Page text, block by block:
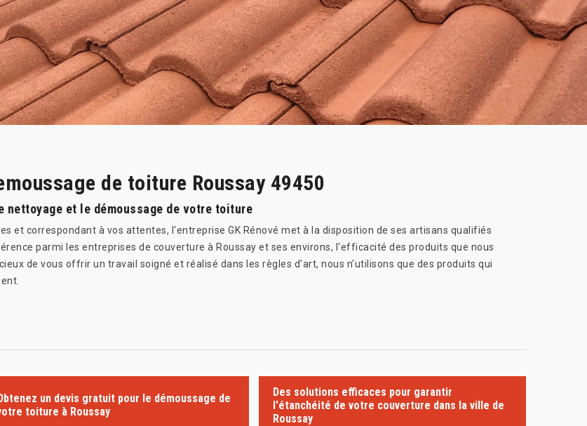
de toiture Roussay 49450
et le démoussage de votre toiture
et correspondant à vos attentes, l'entreprise GK Rénové met à la disposition de ses artisans qualifiés
parmi les entreprises de couverture à Roussay et ses environs, l'efficacité des produits que nous
de vous offrir un travail soigné et réalisé dans les règles d'art, nous n'utilisons que des produits qui
un devis gratuit pour le démoussage de
toiture à Roussay
Des solutions efficaces pour garantir
l'étanchéité de votre couverture dans la ville de
Roussay